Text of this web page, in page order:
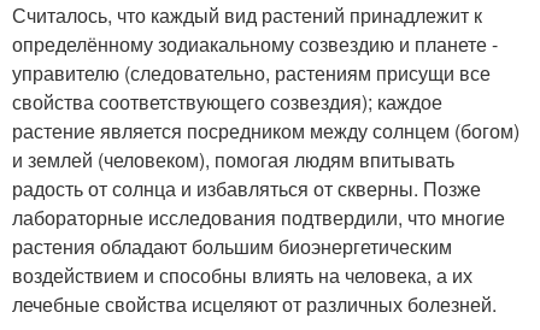
Считалось, что каждый вид растений принадлежит к
определённому зодиакальному созвездию и планете -
управителю (следовательно, растениям присущи все
свойства соответствующего созвездия); каждое
растение является посредником между солнцем (богом)
и землей (человеком), помогая людям впитывать
радость от солнца и избавляться от скверны. Позже
лабораторные исследования подтвердили, что многие
растения обладают большим биоэнергетическим
воздействием и способны влиять на человека, а их
лечебные свойства исцеляют от различных болезней.